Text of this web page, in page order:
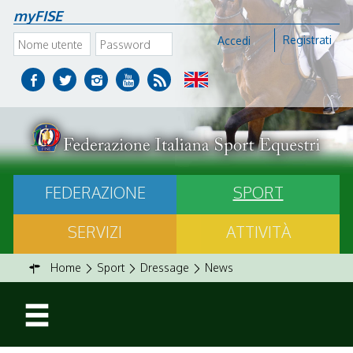
myFISE
Accedi Registrati
FEDERAZIONE
SPORT
SERVIZI
ATTIVITÀ
Home Sport Dressage News